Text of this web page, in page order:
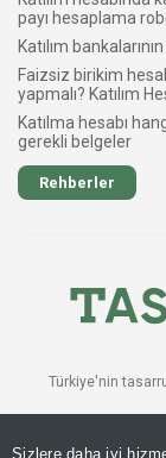
Sizlere daha iyi
payı hesaplama
Katılım
Faizsiz birikim
yapmalı? Katılım
Katılma hesabı
gerekli belgeler
Rehberler
Türkiye'nin